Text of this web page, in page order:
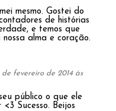
mesmo. Gostei do
de histórias
e temos que
alma e coração.
fevereiro de 2014 às
público o que ele
Sucesso. Beijos